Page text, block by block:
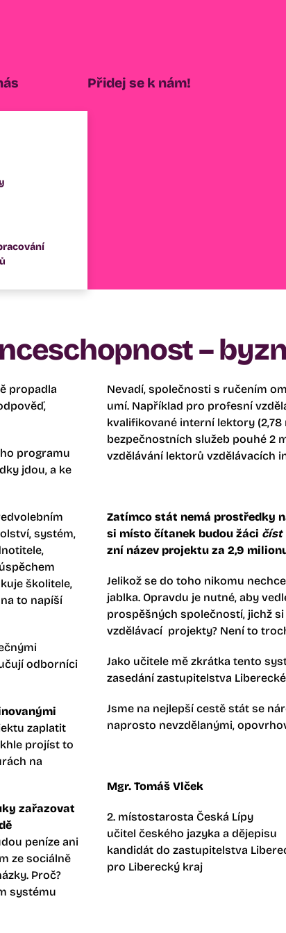
Přidej se k nám!
–
propadla
programu
jdou, a ke
systém,
školitele,
to napíší
odborníci
zaplatit
projíst to
na
zařazovat
peníze ani
ze sociálně
Proč?
systému
Nevadí, společnosti s ručením
umí. Například pro profesní
kvalifikované interní lektory
bezpečnostních služeb pouhé 2
vzdělávání lektorů vzdělávacích
Zatímco stát nemá prostředky
si místo čítanek budou žáci číst
zní název projektu za 2,9
Jelikož se do toho nikomu
jablka. Opravdu je nutné, aby
prospěšných společností, jichž
vzdělávací projekty? Není to
Jako učitele mě zkrátka tento
zasedání zastupitelstva
Jsme na nejlepší cestě stát se
naprosto nevzdělanými,
Mgr. Tomáš Vlček
2. místostarosta Česká Lípy
učitel českého jazyka a dějepisu
kandidát do zastupitelstva
pro Liberecký kraj